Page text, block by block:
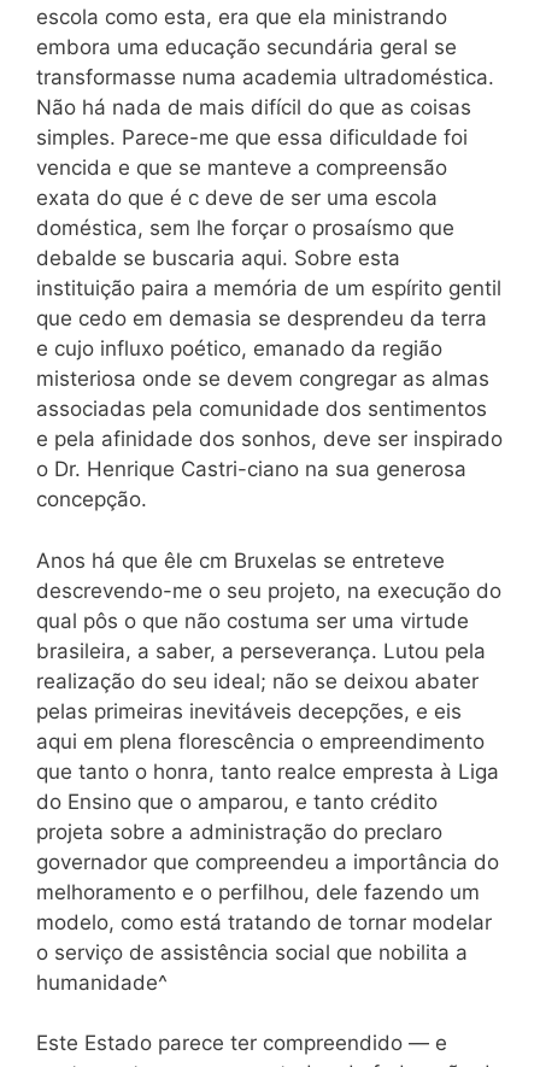
escola como esta, era que ela ministrando
embora uma educação secundária geral se
transformasse numa academia ultradoméstica.
Não há nada de mais difícil do que as coisas
simples. Parece-me que essa dificuldade foi
vencida e que se manteve a compreensão
exata do que é c deve de ser uma escola
doméstica, sem lhe forçar o prosaísmo que
debalde se buscaria aqui. Sobre esta
instituição paira a memória de um espírito gentil
que cedo em demasia se desprendeu da terra
e cujo influxo poético, emanado da região
misteriosa onde se devem congregar as almas
associadas pela comunidade dos sentimentos
e pela afinidade dos sonhos, deve ser inspirado
o Dr. Henrique Castri-ciano na sua generosa
concepção.
Anos há que êle cm Bruxelas se entreteve
descrevendo-me o seu projeto, na execução do
qual pôs o que não costuma ser uma virtude
brasileira, a saber, a perseverança. Lutou pela
realização do seu ideal; não se deixou abater
pelas primeiras inevitáveis decepções, e eis
aqui em plena florescência o empreendimento
que tanto o honra, tanto realce empresta à Liga
do Ensino que o amparou, e tanto crédito
projeta sobre a administração do preclaro
governador que compreendeu a importância do
melhoramento e o perfilhou, dele fazendo um
modelo, como está tratando de tornar modelar
o serviço de assistência social que nobilita a
humanidade^
Este Estado parece ter compreendido — e